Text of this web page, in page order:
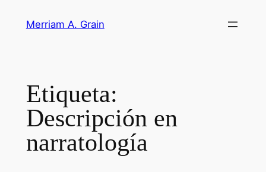
Merriam A. Grain
Etiqueta:
Descripción en
narratología